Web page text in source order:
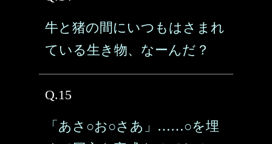
牛と猪の間にいつもはさまれ
ている生き物、なーんだ？
Q.15
「あさ○お○さあ」……○を埋